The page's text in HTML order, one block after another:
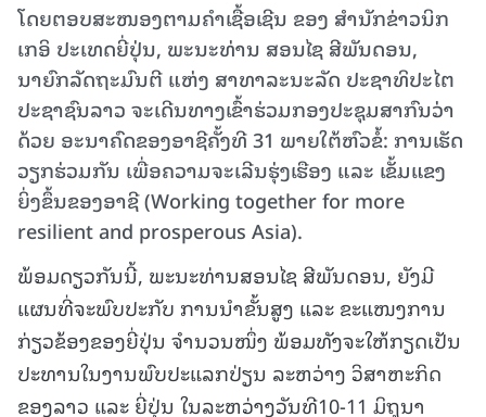
ໂດຍຕອບສະໜອງຕາມຄໍາເຊື້ອເຊີນ ຂອງ ສຳນັກຂ່າວນິກ
ເກອິ ປະເທດຍີ່ປຸ່ນ, ພະນະທ່ານ ສອນໄຊ ສີພັນດອນ,
ນາຍົກລັດຖະມົນຕີ ແຫ່ງ ສາທາລະນະລັດ ປະຊາທິປະໄຕ
ປະຊາຊົນລາວ ຈະເດີນທາງເຂົ້າຮ່ວມກອງ​ປະຊຸມ​ສາກົນວ່າ
ດ້ວຍ ອະນາຄົດ​ຂອງ​ອາຊີຄັ້ງ​ທີ 31 ພາຍໃຕ້ຫົວຂໍ້: ການເຮັດ
ວຽກຮ່ວມກັນ ເພື່ອຄວາມຈະເລີນຮຸ່ງເຮືອງ ແລະ ເຂັ້ມແຂງ
ຍິ່ງຂຶ້ນຂອງອາຊີ (Working together for more
resilient and prosperous Asia).
ພ້ອມດຽວກັນນີ້, ພະນະທ່ານສອນໄຊ ສີພັນດອນ, ຍັງມີ
ແຜນທີ່ຈະພົບປະກັບ ການນໍາຂັ້ນສູງ ແລະ ຂະແໜງການ
ກ່ຽວຂ້ອງຂອງຍີ່ປຸ່ນ ຈໍານວນໜຶ່ງ ພ້ອມທັງຈະໃຫ້ກຽດເປັນ
ປະທານໃນງານພົບປະແລກປ່ຽນ ລະຫວ່າງ ວິສາຫະກິດ
ຂອງລາວ ແລະ ຍີ່ປຸ່ນ ໃນລະຫວ່າງວັນທີ10-11 ມິຖຸນາ